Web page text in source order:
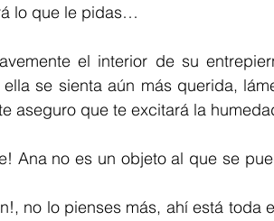
lo que le pidas…
el interior de su
se sienta aún más querida,
aseguro que te excitará la
Ana no es un objeto al que se
no lo pienses más, ahí está toda